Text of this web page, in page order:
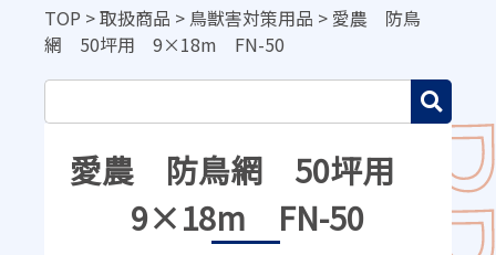
TOP >取扱商品 > 鳥獣害対策用品 > 愛農 防鳥
網 50坪用 9×18m FN-50
愛農 防鳥網 50坪用
9×18m FN-50